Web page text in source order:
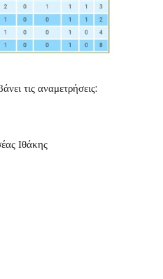
τις αναμετρήσεις:
Ιθάκης